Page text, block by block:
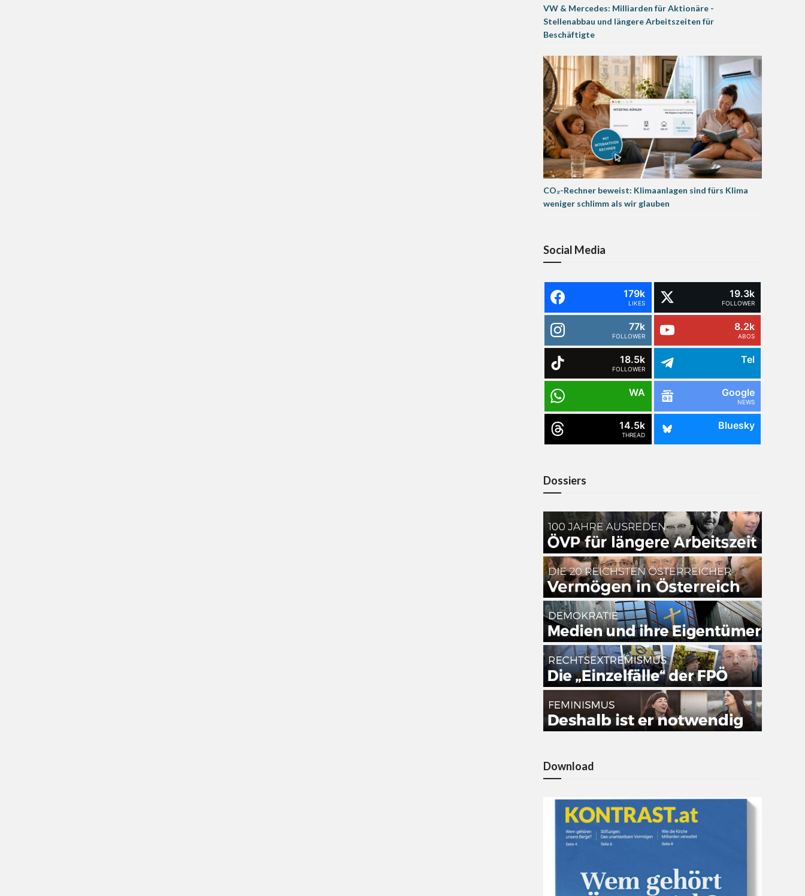
VW & Mercedes: Milliarden für Aktionäre -
Stellenabbau und längere Arbeitszeiten für
Beschäftigte
CO₂-Rechner beweist: Klimaanlagen sind fürs Klima
weniger schlimm als wir glauben
Social Media
179k
LIKES
19.3k
FOLLOWER
77k
FOLLOWER
8.2k
ABOS
18.5k
FOLLOWER
Tel
WA Google
NEWS
14.5k
THREAD
Bluesky
Dossiers
Download